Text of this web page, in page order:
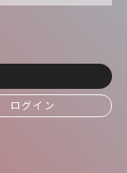
ログイン